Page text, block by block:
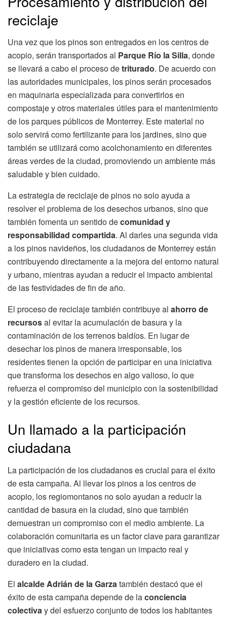
reciclaje
Una vez que los pinos son entregados en los centros de
acopio, serán transportados al Parque Río la Silla, donde
se llevará a cabo el proceso detriturado. De acuerdo con
las autoridades municipales, los pinos serán procesados
en maquinaria especializada para convertirlos en
compostaje y otros materiales útiles para el mantenimiento
de los parques públicos de Monterrey. Este material no
solo servirá como fertilizante para los jardines, sino que
también se utilizará como acolchonamiento en diferentes
áreas verdes de la ciudad, promoviendo un ambiente más
saludable y bien cuidado.
La estrategia de reciclaje de pinos no solo ayuda a
resolver el problema de los desechos urbanos, sino que
también fomenta un sentido decomunidad y
responsabilidad compartida. Al darles una segunda vida
a los pinos navideños, los ciudadanos de Monterrey están
contribuyendo directamente a la mejora del entorno natural
y urbano, mientras ayudan a reducir el impacto ambiental
de las festividades de fin de año.
El proceso de reciclaje también contribuye al ahorro de
recursosal evitar la acumulación de basura y la
contaminación de los terrenos baldíos. En lugar de
desechar los pinos de manera irresponsable, los
residentes tienen la opción de participar en una iniciativa
que transforma los desechos en algo valioso, lo que
refuerza el compromiso del municipio con la sostenibilidad
y la gestión eficiente de los recursos.
Un llamado a la participación
ciudadana
La participación de los ciudadanos es crucial para el éxito
de esta campaña. Al llevar los pinos a los centros de
acopio, los regiomontanos no solo ayudan a reducir la
cantidad de basura en la ciudad, sino que también
demuestran un compromiso con el medio ambiente. La
colaboración comunitaria es un factor clave para garantizar
que iniciativas como esta tengan un impacto real y
duradero en la ciudad.
El alcalde Adrián de la Garzatambién destacó que el
éxito de esta campaña depende de laconciencia
colectivay del esfuerzo conjunto de todos los habitantes